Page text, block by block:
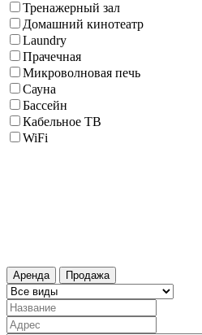
Тренажерный зал
Домашний кинотеатр
Laundry
Прачечная
Микроволновая печь
Сауна
Бассейн
Кабельное ТВ
WiFi
Аренда Продажа